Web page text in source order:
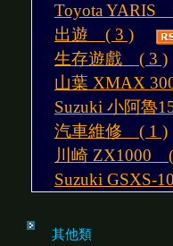
Toyota YARIS
出遊 ( 3 )
生存遊戲 ( 3 )
山葉 XMAX
Suzuki 小阿魯
汽車維修 ( 1 )
川崎 ZX1000
Suzuki GSXS-
其他類